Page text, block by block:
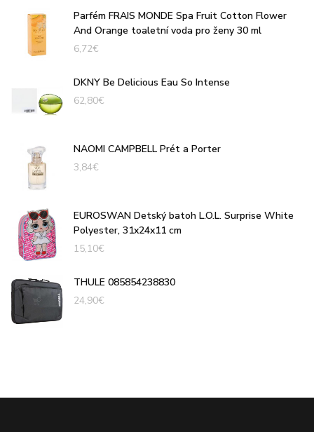
Parfém FRAIS MONDE Spa Fruit Cotton Flower
And Orange toaletní voda pro ženy 30 ml
6,72€
DKNY Be Delicious Eau So Intense
62,80€
NAOMI CAMPBELL Prét a Porter
3,84€
EUROSWAN Detský batoh L.O.L. Surprise White
Polyester, 31x24x11 cm
15,10€
THULE 085854238830
24,90€